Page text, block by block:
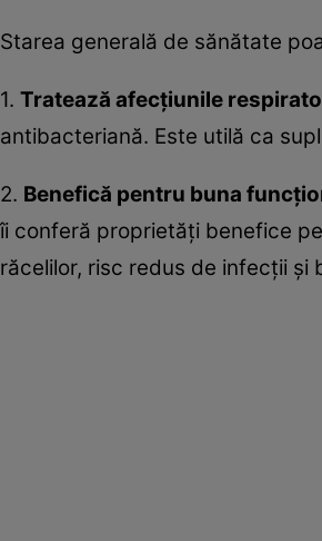
Starea generală de sănătate
1. Tratează afecțiunile
antibacteriană. Este utilă ca
2. Benefică pentru buna funcț
îi conferă proprietăți benefice
răcelilor, risc redus de infecții și